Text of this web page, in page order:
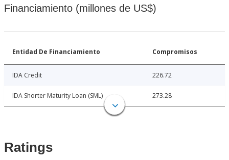
Financiamiento (millones de US$)
Entidad De Financiamiento Compromisos
IDA Credit 226.72
IDA Shorter Maturity Loan (SML) 273.28
Ratings